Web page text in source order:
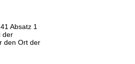
Absatz 1
der
den Ort der